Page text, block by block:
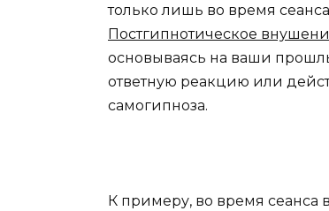
только лишь во время
Постгипнотическое
основываясь на ваши
ответную реакцию или
самогипноза.
К примеру, во время сеанса